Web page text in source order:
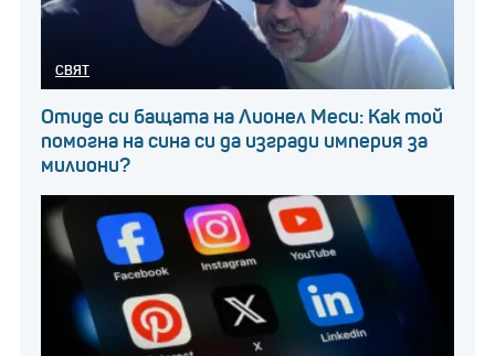
СВЯТ
Отиде си бащата на Лионел Меси: Как той
помогна на сина си да изгради империя за
милиони?